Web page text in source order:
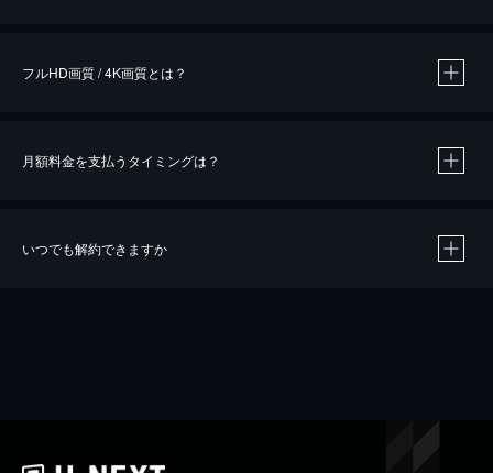
※40％ポイント還元の対象は、クレジットカード決済による作品の購入 / レンタルです。
iOSアプリのUコイン決済による作品の購入 / レンタルは、20％のポイント還元です。
フルHD画質 / 4K画質とは？
月額料金を支払うタイミングは？
いつでも解約できますか